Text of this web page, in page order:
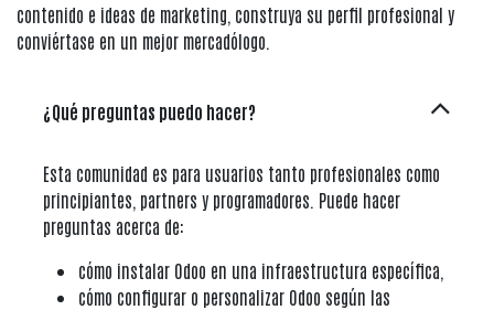
contenido e ideas de marketing, construya su perfil profesional y
conviértase en un mejor mercadólogo.
¿Qué preguntas puedo hacer?
Esta comunidad es para usuarios tanto profesionales como
principiantes, partners y programadores. Puede hacer
preguntas acerca de:
cómo instalar Odoo en una infraestructura específica,
cómo configurar o personalizar Odoo según las